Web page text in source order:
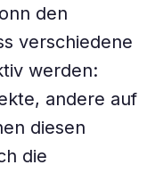
den
verschiedene
werden:
andere auf
diesen
die